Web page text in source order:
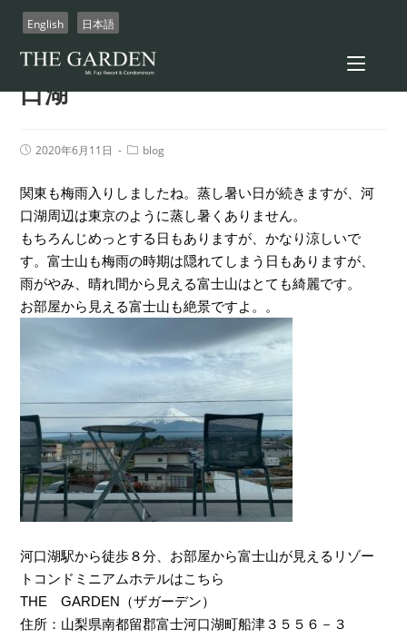
English 日本語
梅雨時期でも東京より涼しい河
口湖
Post2020年6月11日
Postblog
関東も梅雨入りしましたね。蒸し暑い日が続きますが、河
口湖周辺は東京のように蒸し暑くありません。
もちろんじめっとする日もありますが、かなり涼しいで
す。富士山も梅雨の時期は隠れてしまう日もありますが、
雨がやみ、晴れ間から見える富士山はとても綺麗です。
お部屋から見える富士山も絶景ですよ。。
河口湖駅から徒歩８分、お部屋から富士山が見えるリゾー
トコンドミニアムホテルはこちら
THE GARDEN（ザガーデン）
住所：山梨県南都留郡富士河口湖町船津３５５６－３